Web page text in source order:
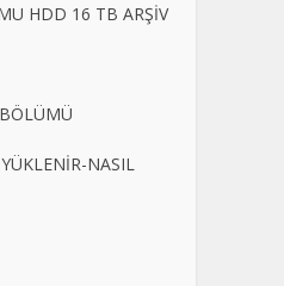
HDD 16 TB ARŞİV
NASIL